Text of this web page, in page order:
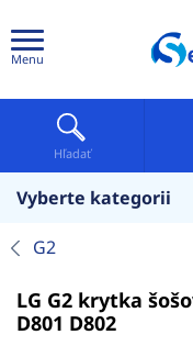
Menu
Hľadať
Vyberte kategorii
G2
LG G2 krytka
D801 D802